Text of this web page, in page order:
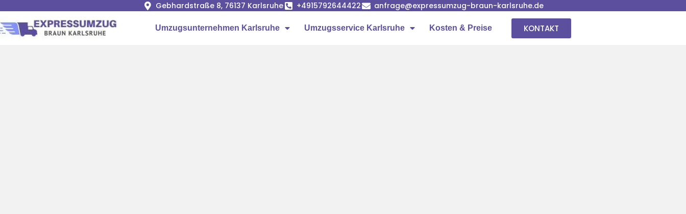
Gebhardstraße 8, 76137 Karlsruhe +4915792644422 anfrage@expressumzug-braun-karlsruhe.de
Umzugsunternehmen Karlsruhe Umzugsservice Karlsruhe Kosten & Preise KONTAKT